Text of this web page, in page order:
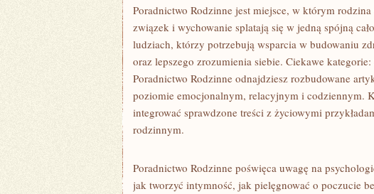
I
PSYCHOLOGIA
POZYTYWNA
Poradnictwo Rodzinne jest miejsce, w którym
związek i wychowanie splatają się w jedną spójną
ludziach, którzy potrzebują wsparcia w budowaniu
oraz lepszego zrozumienia siebie. Ciekawe kategorie:
Poradnictwo Rodzinne odnajdziesz rozbudowane
poziomie emocjonalnym, relacyjnym i codziennym.
integrować sprawdzone treści z życiowymi
rodzinnym.
Poradnictwo Rodzinne poświęca uwagę na
jak tworzyć intymność, jak pielęgnować o poczucie